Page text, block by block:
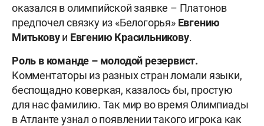
оказался в олимпийской заявке – Платонов
предпочел связку из «Белогорья» Евгению
Митьковуи Евгению Красильникову.
Роль в команде – молодой резервист.
Комментаторы из разных стран ломали языки,
беспощадно коверкая, казалось бы, простую
для нас фамилию. Так мир во время Олимпиады
в Атланте узнал о появлении такого игрока как